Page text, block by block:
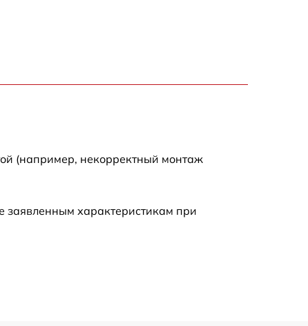
1550 р
650 р
(например, некорректный монтаж
заявленным характеристикам при